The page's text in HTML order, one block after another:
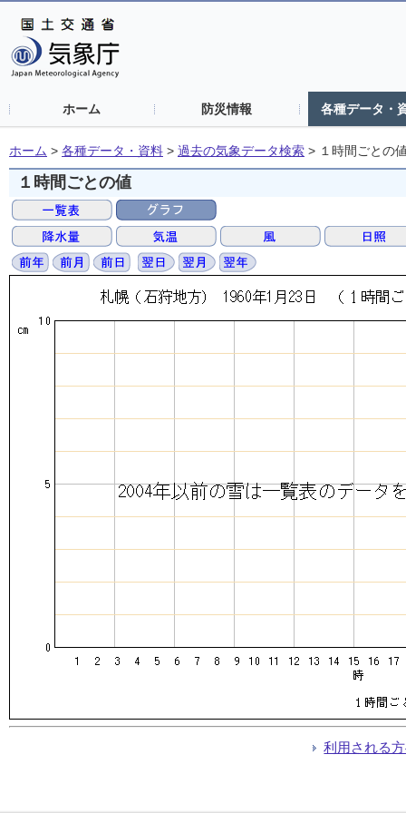
ホーム 防災情報 各種データ・
ホーム > 各種データ・資料 > 過去の気象データ検索 > １時間ごとの
１時間ごとの値
利用される